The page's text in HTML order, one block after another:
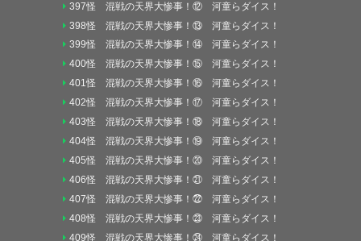
397怪 混戦の天界大惨事！⑫ 河童らダイス！
398怪 混戦の天界大惨事！⑬ 河童らダイス！
399怪 混戦の天界大惨事！⑭ 河童らダイス！
400怪 混戦の天界大惨事！⑮ 河童らダイス！
401怪 混戦の天界大惨事！⑯ 河童らダイス！
402怪 混戦の天界大惨事！⑰ 河童らダイス！
403怪 混戦の天界大惨事！⑱ 河童らダイス！
404怪 混戦の天界大惨事！⑲ 河童らダイス！
405怪 混戦の天界大惨事！⑳ 河童らダイス！
406怪 混戦の天界大惨事！㉑ 河童らダイス！
407怪 混戦の天界大惨事！㉒ 河童らダイス！
408怪 混戦の天界大惨事！㉓ 河童らダイス！
409怪 混戦の天界大惨事！㉔ 河童らダイス！